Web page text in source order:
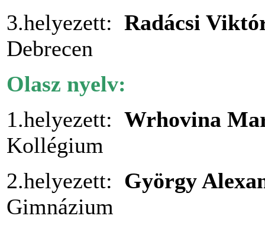
3.helyezett: Radácsi
Debrecen
Olasz nyelv:
1.helyezett: Wrhovina
Kollégium
2.helyezett: György
Gimnázium